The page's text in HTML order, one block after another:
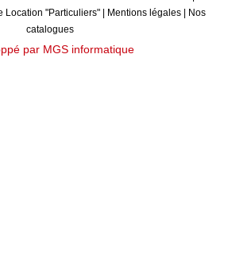
Location "Particuliers"| Mentions légales|
Nos
catalogues
par MGS informatique